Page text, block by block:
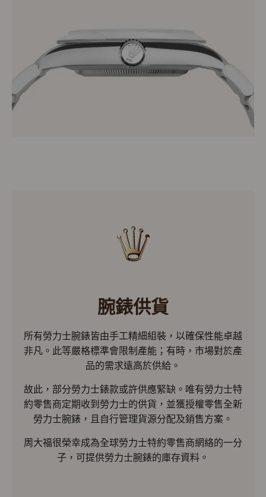
腕錶供貨
所有勞力士腕錶皆由手工精細組裝，以確保性能卓越
非凡。此等嚴格標準會限制產能；有時，市場對於產
品的需求遠高於供給。
故此，部分勞力士錶款或許供應緊缺。唯有勞力士特
約零售商定期收到勞力士的供貨，並獲授權零售全新
勞力士腕錶，且自行管理貨源分配及銷售方案。
周大福很榮幸成為全球勞力士特約零售商網絡的一分
子，可提供勞力士腕錶的庫存資料。